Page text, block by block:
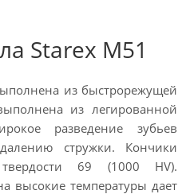
Starex M51
из быстрорежущей
из легированной
разведение зубьев
стружки. Кончики
69 (1000 HV).
высокие температуры дает